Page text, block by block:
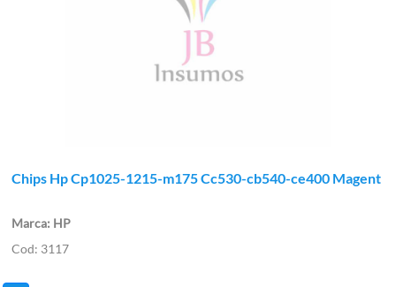
Chips Hp Cp1025-1215-m175 Cc530-cb540-ce400 Magent
HP
3117